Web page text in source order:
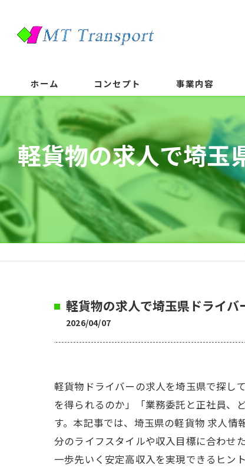
ホーム コンセプト 事業内容
軽貨物の求人で埼玉
軽貨物の求人で埼玉県ドライ
2026/04/07
軽貨物ドライバーの求人を埼玉県で探し
を得られるのか」「業務委託と正社員、
す。本記事では、埼玉県の軽貨物 求人
分のライフスタイルや収入目標に合わせ
一歩先いく安定高収入を実現できるヒン